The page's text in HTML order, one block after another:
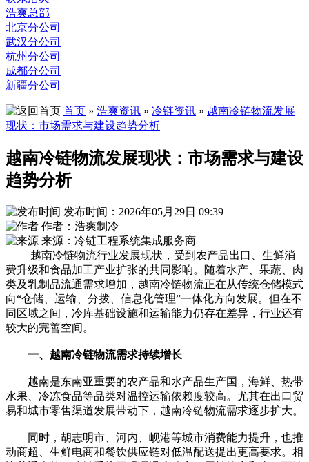
浩爽总部
北京分公司
武汉分公司
杭州分公司
成都分公司
新疆分公司
首页 » 浩爽资讯 » 冷链资讯 » 越南冷链物流发展
现状：市场需求与建设趋势分析
越南冷链物流发展现状：市场需求与建设
趋势分析
发布时间：2026年05月29日 09:39
作者：浩爽制冷
来源：冷链工程系统集成服务商
越南冷链物流行业发展现状，受到农产品出口、生鲜消
费升级和食品加工产业扩张的共同影响。随着水产、果蔬、肉
类及乳制品流通需求增加，越南冷链物流正在从传统仓储模式
向“仓储、运输、分拨、信息化管理”一体化方向发展。但在不
同区域之间，冷库基础设施和运输能力仍存在差异，行业还有
较大的完善空间。
一、越南冷链物流需求持续增长
越南是东南亚重要的农产品和水产品生产国，海鲜、热带
水果、冷冻食品等品类对温控运输依赖度较高。尤其在出口贸
易和城市零售渠道发展带动下，越南冷链物流需求逐步扩大。
同时，胡志明市、河内、岘港等城市消费能力提升，也推
动商超、生鲜电商和餐饮供应链对低温配送提出更高要求。相